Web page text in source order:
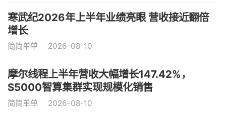
寒武纪2026年上半年业绩亮眼 营收接近翻倍
增长
简简单单 2026-08-10
摩尔线程上半年营收大幅增长147.42%，
S5000智算集群实现规模化销售
简简单单 2026-08-10